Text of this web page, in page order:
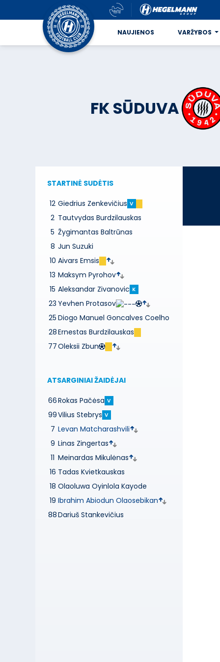
NAUJIENOS VARŽYBOS
FK SŪDUVA
STARTINĖ SUDĖTIS
12 Giedrius Zenkevičius V
2 Tautvydas Burdzilauskas
5 Žygimantas Baltrūnas
8 Jun Suzuki
10 Aivars Emsis
13 Maksym Pyrohov
15 Aleksandar Zivanovic K
23 Yevhen Protasov
25 Diogo Manuel Goncalves Coelho
28Ernestas Burdzilauskas
77Oleksii Zbun
ATSARGINIAI ŽAIDĖJAI
66Rokas Pačėsa V
99Vilius Stebrys V
7 Levan Matcharashvili
9 Linas Zingertas
11 Meinardas Mikulėnas
16 Tadas Kvietkauskas
18 Olaoluwa Oyinlola Kayode
19 Ibrahim Abiodun Olaosebikan
88Dariuš Stankevičius